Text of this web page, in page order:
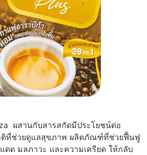
ผสานกับสารสกัดมีประโยชน์ต่อ
ติที่ช่วยดูแลสุขภาพ ผลิตภัณฑ์ที่ช่วยฟื้นฟู
ดด มลภาวะ และความเครียด ให้กลับ